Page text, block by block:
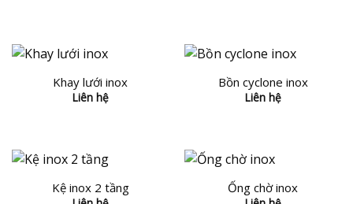
Khay lưới inox
Liên hệ
Bồn cyclone inox
Liên hệ
Kệ inox 2 tầng Ống chờ inox